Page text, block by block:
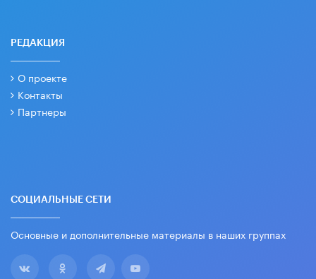
РЕДАКЦИЯ
О проекте
Контакты
Партнеры
СОЦИАЛЬНЫЕ СЕТИ
Основные и дополнительные материалы в наших группах